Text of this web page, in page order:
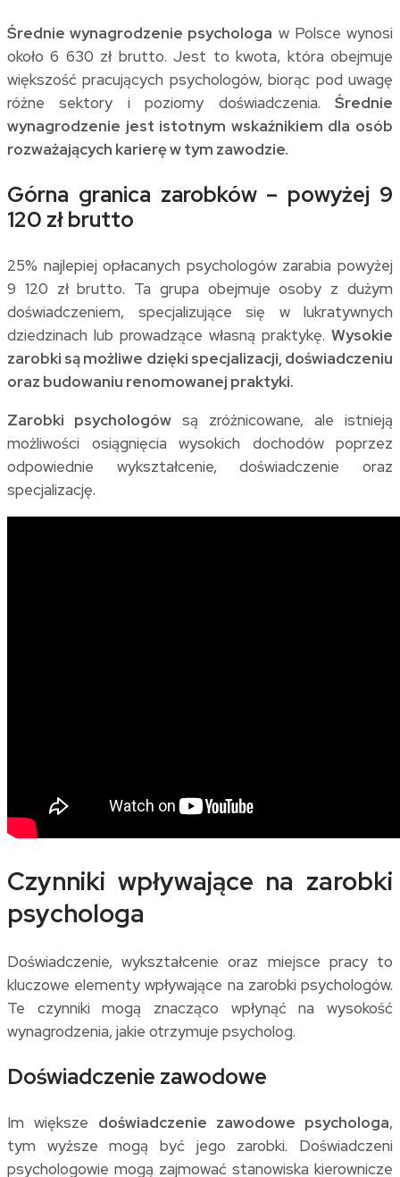
Średnie wynagrodzenie psychologa w Polsce wynosi
około 6 630 zł brutto. Jest to kwota, która obejmuje
większość pracujących psychologów, biorąc pod uwagę
różne sektory i poziomy doświadczenia. Średnie
wynagrodzenie jest istotnym wskaźnikiem dla osób
rozważających karierę w tym zawodzie.
Górna granica zarobków – powyżej 9
120 zł brutto
25% najlepiej opłacanych psychologów zarabia powyżej
9 120 zł brutto. Ta grupa obejmuje osoby z dużym
doświadczeniem, specjalizujące się w lukratywnych
dziedzinach lub prowadzące własną praktykę. Wysokie
zarobki są możliwe dzięki specjalizacji, doświadczeniu
oraz budowaniu renomowanej praktyki.
Zarobki psychologów są zróżnicowane, ale istnieją
możliwości osiągnięcia wysokich dochodów poprzez
odpowiednie wykształcenie, doświadczenie oraz
specjalizację.
Czynniki wpływające na zarobki
psychologa
Doświadczenie, wykształcenie oraz miejsce pracy to
kluczowe elementy wpływające na zarobki psychologów.
Te czynniki mogą znacząco wpłynąć na wysokość
wynagrodzenia, jakie otrzymuje psycholog.
Doświadczenie zawodowe
Im większe doświadczenie zawodowe psychologa,
tym wyższe mogą być jego zarobki. Doświadczeni
psychologowie mogą zajmować stanowiska kierownicze